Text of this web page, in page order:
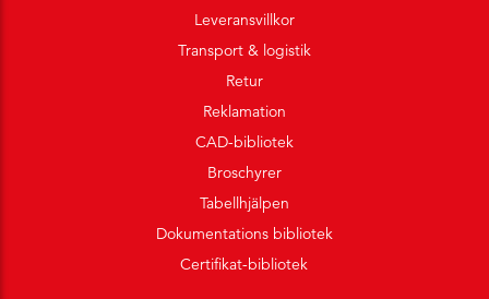
Leveransvillkor
Transport & logistik
Retur
Reklamation
CAD-bibliotek
Broschyrer
Tabellhjälpen
Dokumentations bibliotek
Certifikat-bibliotek